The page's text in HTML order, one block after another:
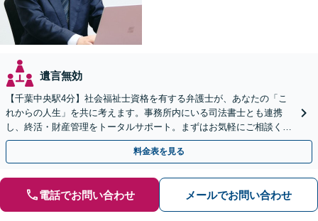
遺言無効
【千葉中央駅4分】社会福祉士資格を有する弁護士が、あなたの「こ
れからの人生」を共に考えます。事務所内にいる司法書士とも連携
し、終活・財産管理をトータルサポート。まずはお気軽にご相談くだ
さい【休日・夜間相談可】【出張相談も柔軟に対応】
料金表を見る
電話でお問い合わせ メールでお問い合わせ